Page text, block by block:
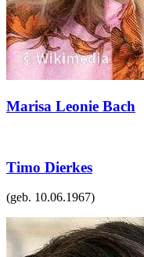
Marisa Leonie Bach
Timo Dierkes
(geb. 10.06.1967)